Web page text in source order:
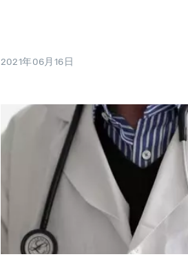
2021年06月16日